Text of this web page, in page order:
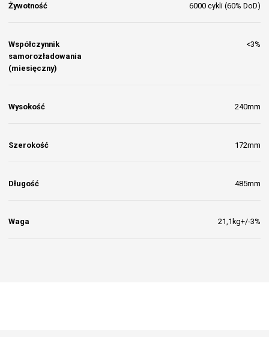
Żywotność 6000 cykli (60% DoD)
Współczynnik
samorozładowania
(miesięczny)
<3%
Wysokość 240mm
Szerokość 172mm
Długość 485mm
Waga 21,1kg+/-3%